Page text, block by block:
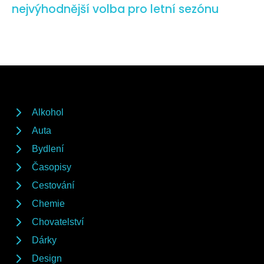
nejvýhodnější volba pro letní sezónu
Alkohol
Auta
Bydlení
Časopisy
Cestování
Chemie
Chovatelství
Dárky
Design